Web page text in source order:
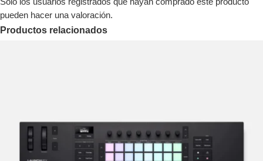
Solo los usuarios registrados que hayan comprado este producto
pueden hacer una valoración.
Productos relacionados